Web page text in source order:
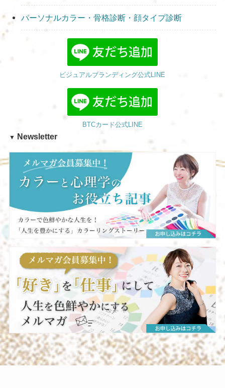
パーソナルカラー・骨格診断・顔タイプ診断
ビジュアルブランディング公式LINE
BTCカード公式LINE
▼ Newsletter